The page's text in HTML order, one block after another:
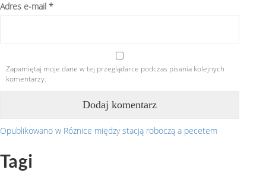
Adres e-mail *
Zapamiętaj moje dane w tej przeglądarce podczas pisania kolejnych
komentarzy.
Nawigacja
wpisu
Opublikowano w Różnice między stacją roboczą a pecetem
Tagi